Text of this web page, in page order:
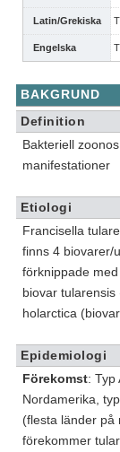
Latin/Grekiska
Engelska
BAKGRUND
Definition
Bakteriell
manifestationer
Etiologi
Francisella
finns 4 biovarer/
förknippade
biovar
holarctica
Epidemiologi
Förekomst: Typ
Nordamerika,
(flesta länder på
förekommer